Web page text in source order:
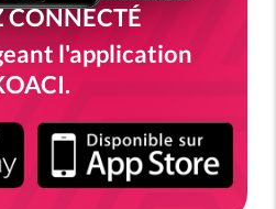
CONNECTÉ
l'application